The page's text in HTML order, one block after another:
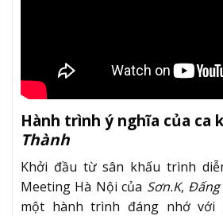
Hành trình ý nghĩa của ca
Thành
Khởi đầu từ sân khấu trình
Meeting Hà Nội của Sơn.K, Đấng
một hành trình đáng nhớ với